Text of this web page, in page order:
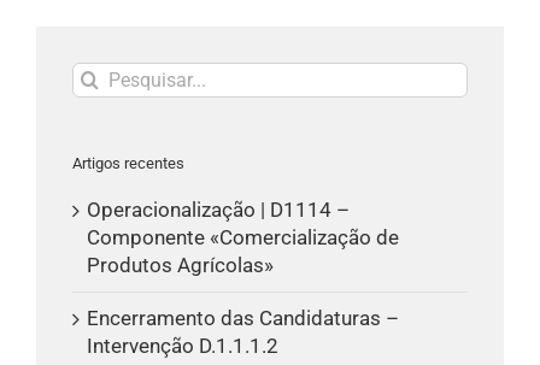
Pesquisar
Artigos recentes
Operacionalização | D1114 –
Componente «Comercialização de
Produtos Agrícolas»
Encerramento das Candidaturas –
Intervenção D.1.1.1.2